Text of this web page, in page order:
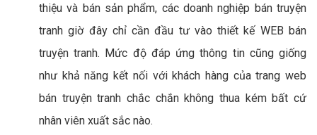
thiệu và bán sản phẩm, các doanh nghiệp bán truyện
tranh giờ đây chỉ cần đầu tư vào thiết kế WEB bán
truyện tranh. Mức độ đáp ứng thông tin cũng giống
như khả năng kết nối với khách hàng của trang web
bán truyện tranh chắc chắn không thua kém bất cứ
nhân viên xuất sắc nào.